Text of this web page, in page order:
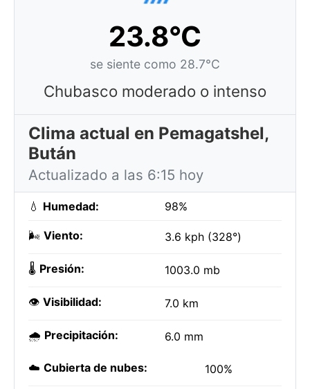
23.8°C
se siente como 28.7°C
Chubasco moderado o intenso
Clima actual en Pemagatshel,
Bután
Actualizado a las 6:15 hoy
💧 Humedad: 98%
🌬️ Viento: 3.6 kph (328°)
🌡️ Presión: 1003.0 mb
👁️ Visibilidad: 7.0 km
🌧️ Precipitación: 6.0 mm
☁️ Cubierta de nubes: 100%